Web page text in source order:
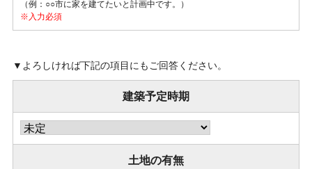
（例：○○市に家を建てたいと計画中です。）
▼よろしければ下記の項目にもご回答ください。
建築予定時期
土地の有無